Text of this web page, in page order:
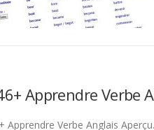
Apprendre Verbe
Apprendre Verbe Anglais